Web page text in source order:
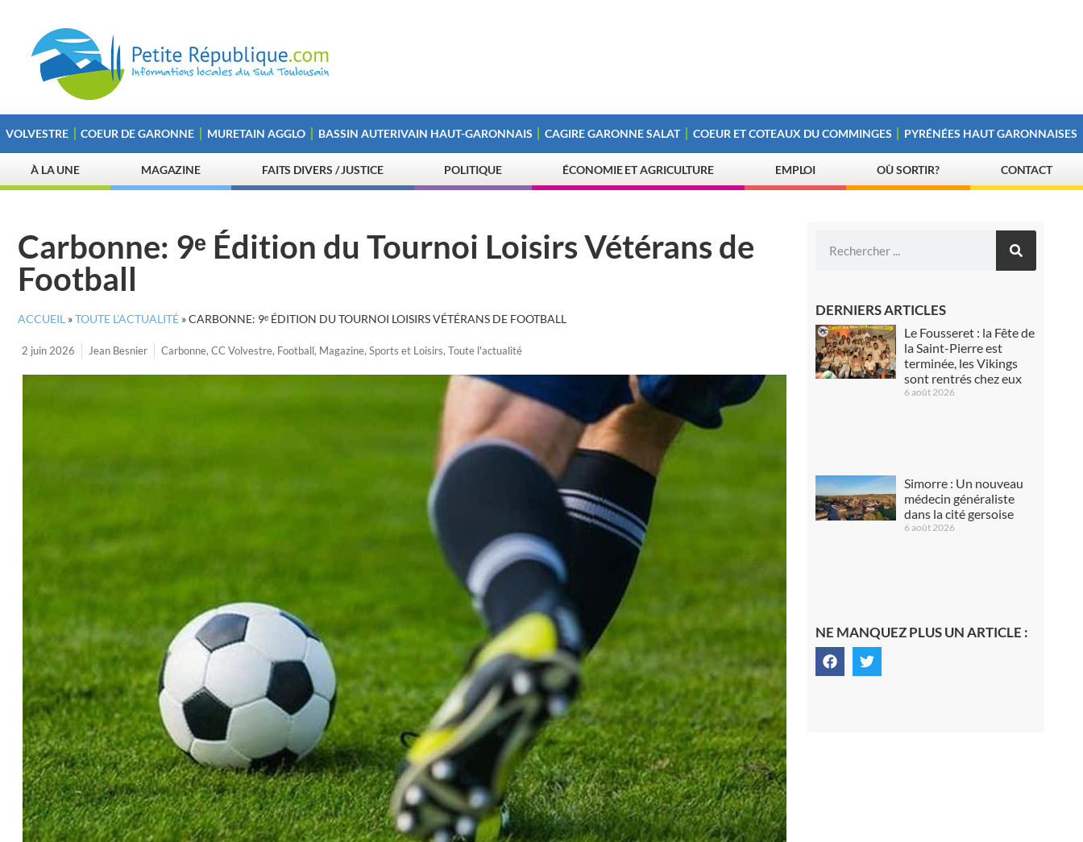
VOLVESTRE COEUR DE GARONNE MURETAIN AGGLO BASSIN AUTERIVAIN HAUT-GARONNAIS CAGIRE GARONNE SALAT COEUR ET COTEAUX DU COMMINGES PYRÉNÉES HAUT GARONNAISES
À LA UNE MAGAZINE FAITS DIVERS / JUSTICE POLITIQUE ÉCONOMIE ET AGRICULTURE EMPLOI OÙ SORTIR? CONTACT
Carbonne: 9ᵉ Édition du Tournoi Loisirs Vétérans de
Football
ACCUEIL »TOUTE L’ACTUALITÉ »CARBONNE: 9ᵉ ÉDITION DU TOURNOI LOISIRS VÉTÉRANS DE FOOTBALL
2 juin 2026 Jean Besnier Carbonne, CC Volvestre, Football, Magazine, Sports et Loisirs, Toute l'actualité
DERNIERS ARTICLES
Le Fousseret : la Fête de
la Saint-Pierre est
terminée, les Vikings
sont rentrés chez eux
6 août 2026
Simorre : Un nouveau
médecin généraliste
dans la cité gersoise
6 août 2026
NE MANQUEZ PLUS UN ARTICLE :